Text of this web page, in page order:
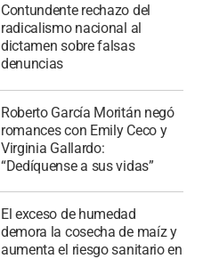
Contundente rechazo del
radicalismo nacional al
dictamen sobre falsas
denuncias
Roberto García Moritán negó
romances con Emily Ceco y
Virginia Gallardo:
“Dedíquense a sus vidas”
El exceso de humedad
demora la cosecha de maíz y
aumenta el riesgo sanitario en